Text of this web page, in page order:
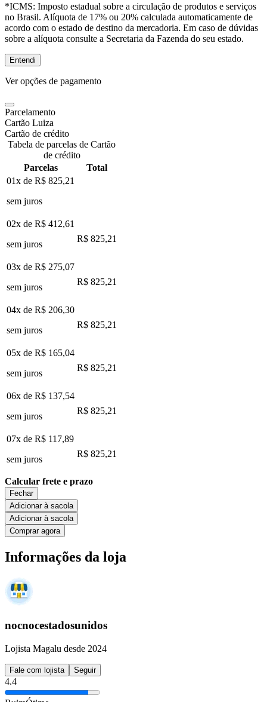
*ICMS: Imposto estadual sobre a circulação de produtos e serviços
no Brasil. Alíquota de 17% ou 20% calculada automaticamente de
acordo com o estado de destino da mercadoria. Em caso de dúvidas
sobre a alíquota consulte a Secretaria da Fazenda do seu estado.
Entendi
Ver opções de pagamento
Parcelamento
Cartão Luiza
Cartão de crédito
Tabela de parcelas de Cartão
de crédito
Parcelas
Total
01x de R$ 825,21
sem juros
02x de R$ 412,61
sem juros
R$ 825,21
03x de R$ 275,07
sem juros
R$ 825,21
04x de R$ 206,30
sem juros
R$ 825,21
05x de R$ 165,04
sem juros
R$ 825,21
06x de R$ 137,54
sem juros
R$ 825,21
07x de R$ 117,89
sem juros
R$ 825,21
Calcular frete e prazo
Fechar
Adicionar à sacola
Adicionar à sacola
Comprar agora
Informações da loja
nocnocestadosunidos
Lojista Magalu desde 2024
Fale com lojista Seguir
4.4